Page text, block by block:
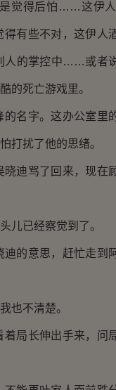
得后怕……这伊人
有些不对，这伊人
人的掌控中……或者
的死亡游戏里。
字。这办公室里
打扰了他的思绪。
迪骂了回来，现在
已经察觉到了。
的意思，赶忙走到
不清楚。
长伸出手来，问